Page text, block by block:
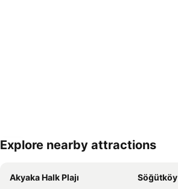
Haritayı genişlet
Explore nearby attractions
Akyaka Halk Plajı
Söğütköy